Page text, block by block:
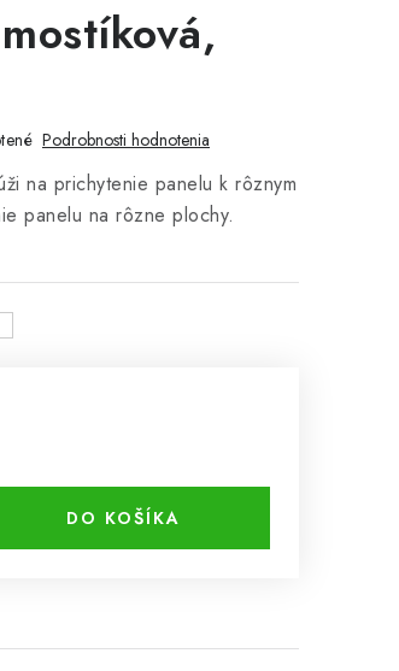
Podrobnosti hodnotenia
na prichytenie panelu k rôznym
panelu na rôzne plochy.
DO KOŠÍKA